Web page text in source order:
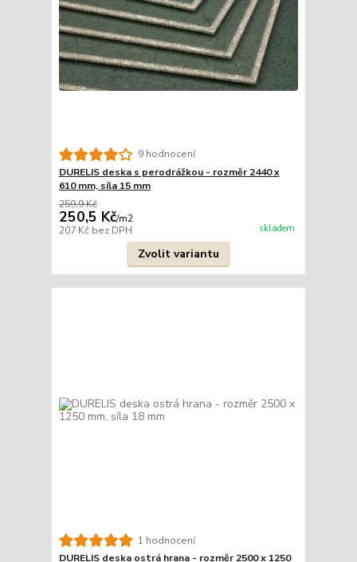
9 hodnocení
DURELIS deska s perodrážkou - rozměr 2440 x
610 mm, síla 15 mm
259,9 Kč
250,5 Kč/m2
207 Kč bez DPH skladem
Zvolit variantu
1 hodnocení
DURELIS deska ostrá hrana - rozměr 2500 x 1250